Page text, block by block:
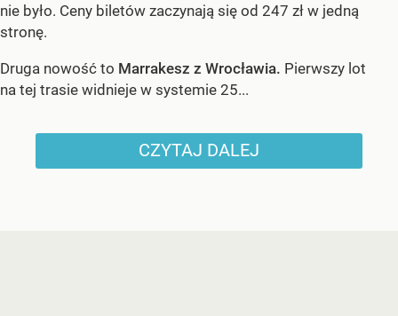
nie było. Ceny biletów zaczynają się od 247 zł w jedną
stronę.
Druga nowość to Marrakesz z Wrocławia. Pierwszy lot
na tej trasie widnieje w systemie 25...
CZYTAJ DALEJ